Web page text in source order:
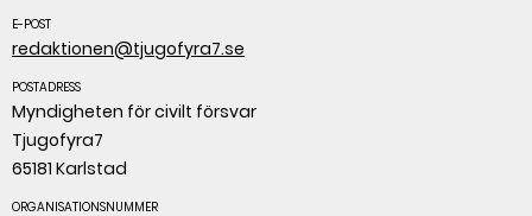
E-POST
redaktionen@tjugofyra7.se
POSTADRESS
Myndigheten för civilt försvar
Tjugofyra7
65181 Karlstad
ORGANISATIONSNUMMER